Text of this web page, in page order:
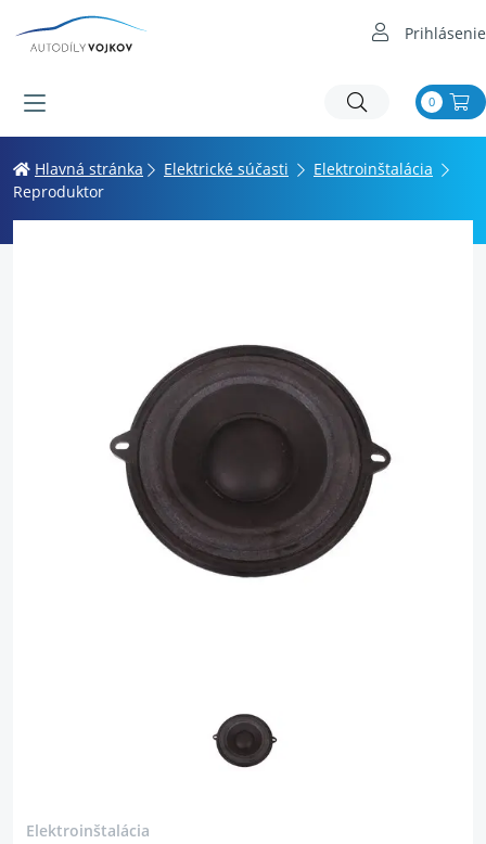
Prihlásenie
0
Hlavná stránka Elektrické súčasti
Elektroinštalácia
Reproduktor
Elektroinštalácia